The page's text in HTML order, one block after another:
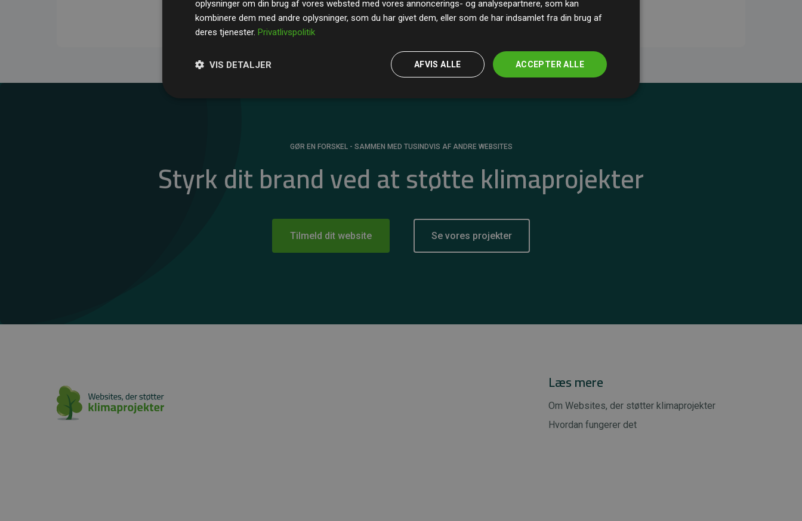
CO₂-udledninger .
GØR EN FORSKEL - SAMMEN MED TUSINDVIS AF ANDRE WEBSITES
Styrk dit brand ved at støtte klimaprojekter
Tilmeld dit website Se vores projekter
Læs mere
Om Websites, der støtter klimaprojekter
Hvordan fungerer det
oplysninger om din brug af vores websted med vores annoncerings- og analysepartnere, som kan
kombinere dem med andre oplysninger, som du har givet dem, eller som de har indsamlet fra din brug af
deres tjenester. Privatlivspolitik
ACCEPTER ALLE
AFVIS ALLE
VIS DETALJER